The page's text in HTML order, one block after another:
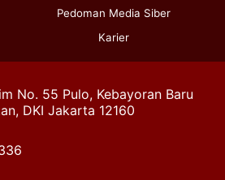
Pedoman Media Siber
Karier
No. 55 Pulo, Kebayoran Baru
DKI Jakarta 12160